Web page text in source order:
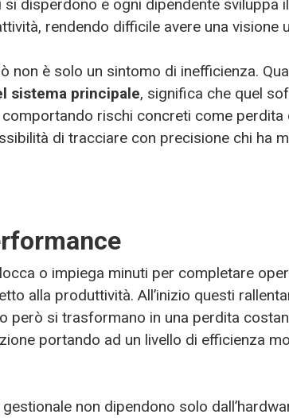
disperdono e ogni dipendente sviluppa
rendendo difficile avere una visione
non è solo un sintomo di inefficienza.
sistema principale, significa che quel
rischi concreti come perdita
di tracciare con precisione chi ha
o impiega minuti per completare
alla produttività. All’inizio questi
però si trasformano in una perdita
portando ad un livello di efficienza
non dipendono solo